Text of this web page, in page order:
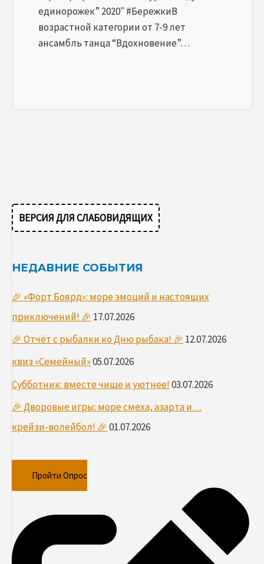
единорожек” 2020″ #БережкиВ
возрастной категории от 7-9 лет
ансамбль танца “Вдохновение”…
ВЕРСИЯ ДЛЯ СЛАБОВИДЯЩИХ
НЕДАВНИЕ СОБЫТИЯ
🎉 «Форт Боярд»: море эмоций и настоящих
приключений! 🎉 17.07.2026
🎉 Отчёт с рыбалки ко Дню рыбака! 🎉 12.07.2026
квиз «Семейный»05.07.2026
Субботник: вместе чище и уютнее!03.07.2026
🎉 Дворовые игры: море смеха, азарта и…
крейзи‑волейбол! 🎉 01.07.2026
Пройти Опрос